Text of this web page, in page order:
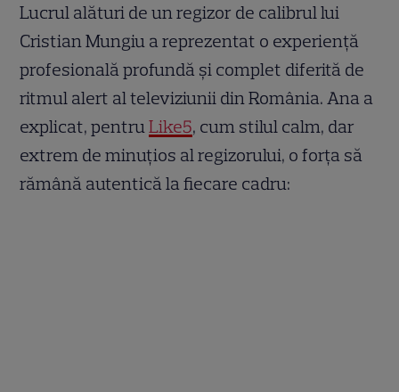
Lucrul alături de un regizor de calibrul lui
Cristian Mungiu a reprezentat o experiență
profesională profundă și complet diferită de
ritmul alert al televiziunii din România. Ana a
explicat, pentruLike5, cum stilul calm, dar
extrem de minuțios al regizorului, o forța să
rămână autentică la fiecare cadru: